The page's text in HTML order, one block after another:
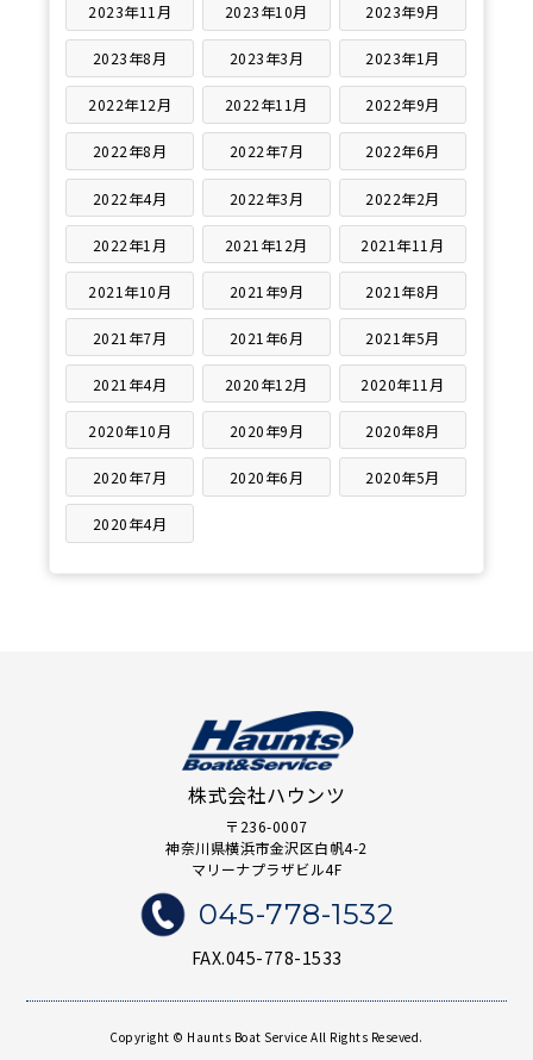
2023年11月 2023年10月 2023年9月
2023年8月 2023年3月 2023年1月
2022年12月 2022年11月 2022年9月
2022年8月 2022年7月 2022年6月
2022年4月 2022年3月 2022年2月
2022年1月 2021年12月 2021年11月
2021年10月 2021年9月 2021年8月
2021年7月 2021年6月 2021年5月
2021年4月 2020年12月 2020年11月
2020年10月 2020年9月 2020年8月
2020年7月 2020年6月 2020年5月
2020年4月
株式会社ハウンツ
〒236-0007
神奈川県横浜市金沢区白帆4-2
マリーナプラザビル4F
045-778-1532
FAX.045-778-1533
Copyright © Haunts Boat Service All Rights Reseved.